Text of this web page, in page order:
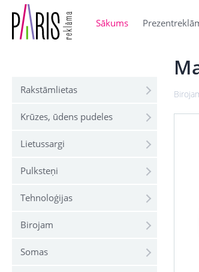
Sākums
Rakstāmlietas
Krūzes, ūdens pudeles
Lietussargi
Pulksteņi
Tehnoloģijas
Birojam
Somas